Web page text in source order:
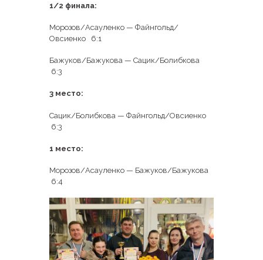
1/2 финала:
Морозов/Асауленко — Файнгольд/
Овсиенко 6:1
Бажуков/Бажукова — Сацик/Болибкова
6:3
3 место:
Сацик/Болибкова — Файнгольд/Овсиенко
6:3
1 место:
Морозов/Асауленко — Бажуков/Бажукова
6:4